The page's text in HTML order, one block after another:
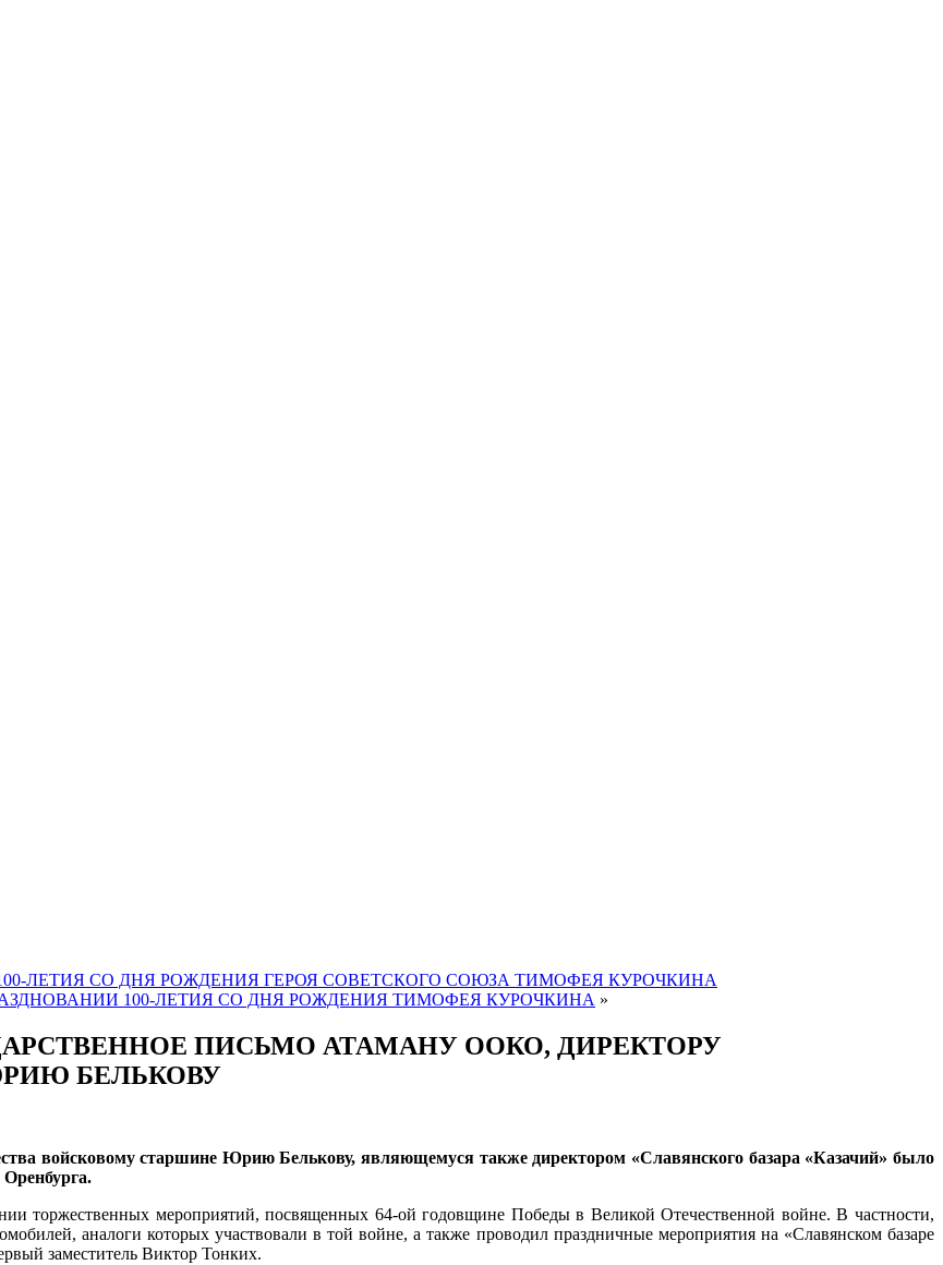
ЛЕТИЯ СО ДНЯ РОЖДЕНИЯ ГЕРОЯ СОВЕТСКОГО СОЮЗА ТИМОФЕЯ КУРОЧКИНА
100-ЛЕТИЯ СО ДНЯ РОЖДЕНИЯ ТИМОФЕЯ КУРОЧКИНА »
ПИСЬМО АТАМАНУ ООКО, ДИРЕКТОРУ
БЕЛЬКОВУ
войсковому старшине Юрию Белькову, являющемуся также директором «Славянского базара «Казачий» было
торжественных мероприятий, посвященных 64-ой годовщине Победы в Великой Отечественной войне. В частности,
аналоги которых участвовали в той войне, а также проводил праздничные мероприятия на «Славянском базаре
заместитель Виктор Тонких.